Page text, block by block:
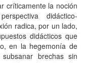
críticamente la noción
didáctico-
radica, por un lado,
didácticos que
en la hegemonía de
brechas sin